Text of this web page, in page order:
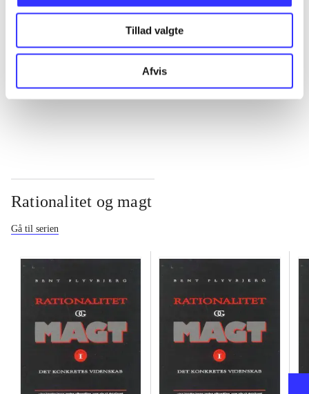
Tillad valgte
Afvis
...
...
Rationalitet og magt
Gå til serien